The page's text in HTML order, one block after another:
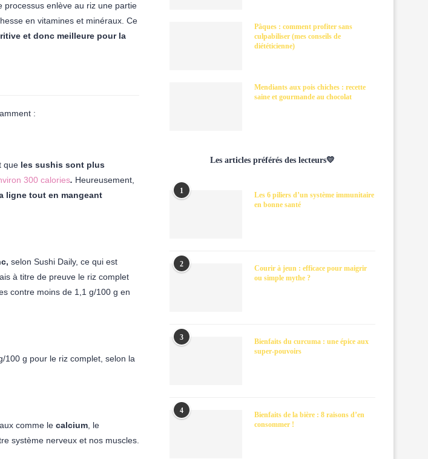
processus enlève au riz une partie
en vitamines et minéraux. Ce
et donc meilleure pour la
:
que les sushis sont plus
300 calories. Heureusement,
ligne tout en mangeant
selon Sushi Daily, ce qui est
à titre de preuve le riz complet
contre moins de 1,1 g/100 g en
100 g pour le riz complet, selon la
comme le calcium , le
système nerveux et nos muscles.
Pâques : comment profiter sans
culpabiliser (mes conseils de
diététicienne)
Mendiants aux pois chiches : recette
saine et gourmande au chocolat
Les articles préférés des lecteurs💛
1
Les 6 piliers d’un système immunitaire
en bonne santé
2
Courir à jeun : efficace pour maigrir
ou simple mythe ?
3
Bienfaits du curcuma : une épice aux
super-pouvoirs
4
Bienfaits de la bière : 8 raisons d’en
consommer !